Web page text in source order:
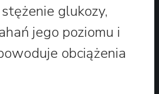
glukozy,
jego poziomu i
obciążenia